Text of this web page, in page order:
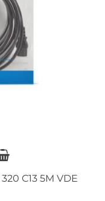
C13 5M VDE